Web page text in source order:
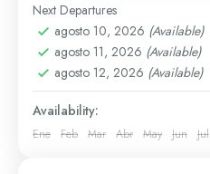
Pedernales
1 Person
Next Departures
agosto 10, 2026 (Available)
agosto 11, 2026 (Available)
agosto 12, 2026 (Available)
Availability:
Ene Feb Mar Abr May Jun Jul